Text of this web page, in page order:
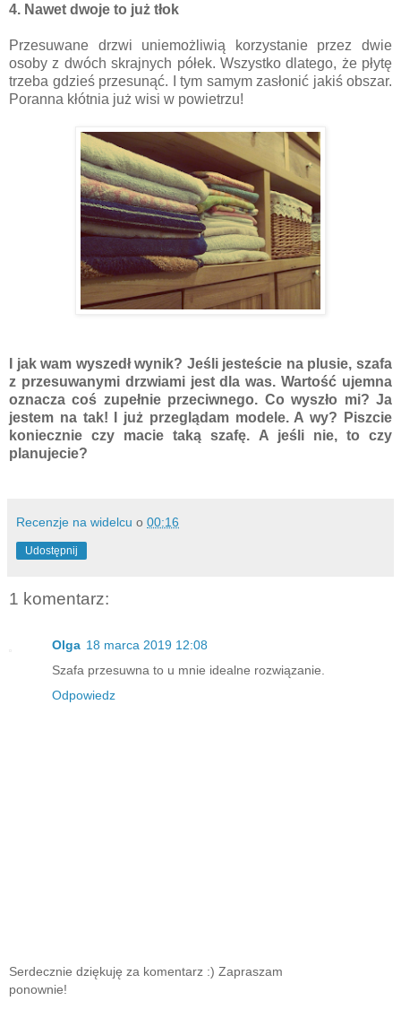
4. Nawet dwoje to już tłok
Przesuwane drzwi uniemożliwią korzystanie przez dwie
osoby z dwóch skrajnych półek. Wszystko dlatego, że płytę
trzeba gdzieś przesunąć. I tym samym zasłonić jakiś obszar.
Poranna kłótnia już wisi w powietrzu!
I jak wam wyszedł wynik? Jeśli jesteście na plusie, szafa
z przesuwanymi drzwiami jest dla was. Wartość ujemna
oznacza coś zupełnie przeciwnego. Co wyszło mi? Ja
jestem na tak! I już przeglądam modele. A wy? Piszcie
koniecznie czy macie taką szafę. A jeśli nie, to czy
planujecie?
Recenzje na widelcu o 00:16
Udostępnij
1 komentarz:
Olga 18 marca 2019 12:08
Szafa przesuwna to u mnie idealne rozwiązanie.
Odpowiedz
Serdecznie dziękuję za komentarz :) Zapraszam
ponownie!